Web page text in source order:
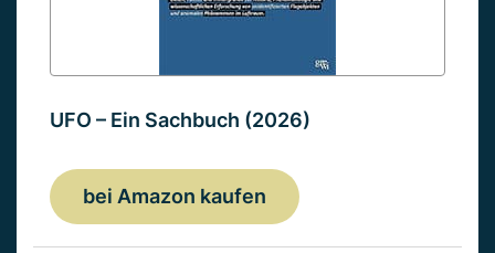
UFO – Ein Sachbuch (2026)
bei Amazon kaufen